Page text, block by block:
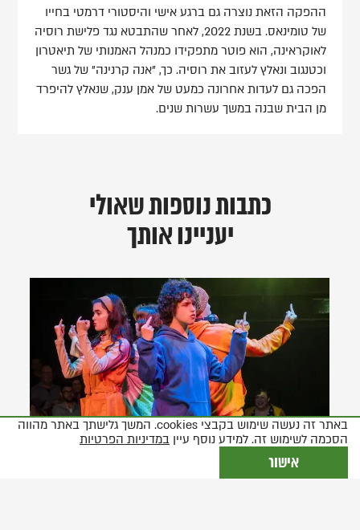
ההפקה הזאת נוצרה גם ברגע אישי והיסטורי דרמטי בחייו
של טומינאס. בשנת 2022, לאחר שהתבטא נגד פלישת רוסיה
לאוקראינה, הוא פוטר מתפקידו כמנהל האמנותי של תיאטרון
וכטנגוב ונאלץ לעזוב את רוסיה. כך, "אנה קרנינה" של גשר
הפכה גם לעדות אחרונה כמעט של אמן ענק, שנאלץ להיפרד
מן הבית שבנה במשך עשרות שנים.
כתבות נוספות שאולי
יעניינו אותך
באתר זה נעשה שימוש בקבצי cookies. המשך גלישתך באתר מהווה
הסכמה לשימוש זה. למידע נוסף עיין במדיניות הפרטיות
אישור